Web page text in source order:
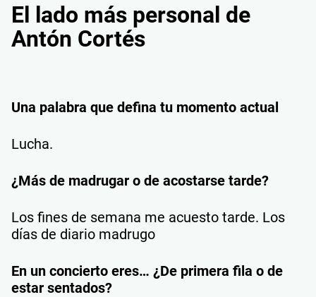
El lado más personal de
Antón Cortés
Una palabra que defina tu momento actual
Lucha.
¿Más de madrugar o de acostarse tarde?
Los fines de semana me acuesto tarde. Los
días de diario madrugo
En un concierto eres… ¿De primera fila o de
estar sentados?